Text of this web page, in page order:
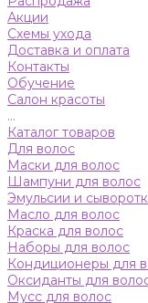
Акции
Схемы ухода
Доставка и оплата
Контакты
Обучение
Салон красоты
...
Каталог товаров
Для волос
Маски для волос
Шампуни для волос
Эмульсии и
Масло для волос
Краска для волос
Наборы для волос
Кондиционеры для
Оксиданты для
Мусс для волос